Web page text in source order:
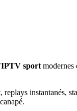
IPTV sport modernes
instantanés,